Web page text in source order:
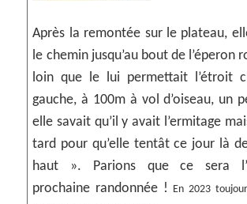
Après la remontée sur le plateau,
le chemin jusqu’au bout de l’éperon
loin que le lui permettait l’étroit
gauche, à 100m à vol d’oiseau, un
elle savait qu’il y avait l’ermitage
tard pour qu’elle tentât ce jour là
haut ». Parions que ce sera
prochaine randonnée ! En 2023